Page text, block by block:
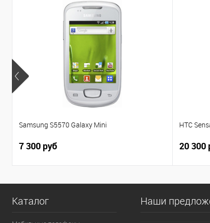
Samsung S5570 Galaxy Mini
7 300 руб
HTC
20 300
Каталог Наши